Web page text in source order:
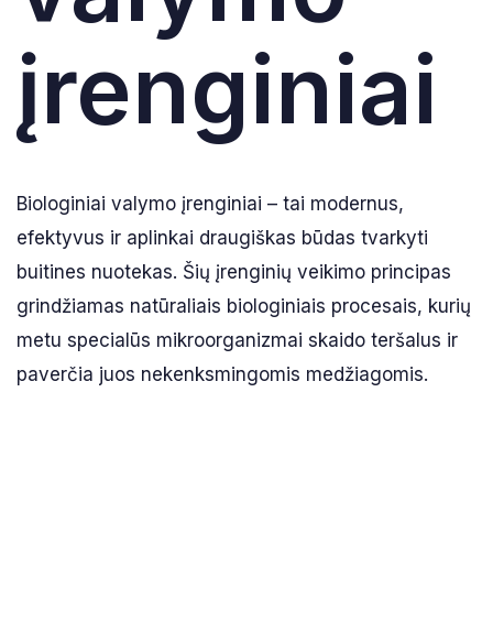
įrenginiai
Biologiniai valymo įrenginiai – tai modernus,
efektyvus ir aplinkai draugiškas būdas tvarkyti
buitines nuotekas. Šių įrenginių veikimo principas
grindžiamas natūraliais biologiniais procesais, kurių
metu specialūs mikroorganizmai skaido teršalus ir
paverčia juos nekenksmingomis medžiagomis.